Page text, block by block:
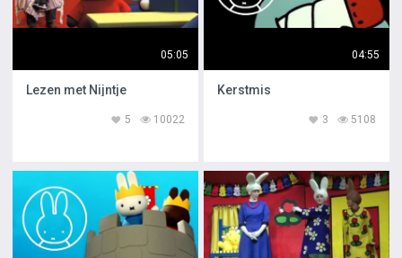
05:05
Lezen met Nijntje
10022
5
04:55
Kerstmis
5108
3